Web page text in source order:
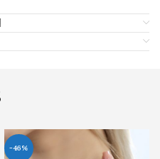
-46%